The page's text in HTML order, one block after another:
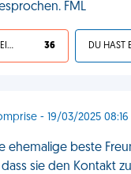
FML
ICH STIMME ZU, DEIN LEBEN IST SCHEISSE 36
- 19/03/2025 08:16
ehemalige beste
sie den Kontakt